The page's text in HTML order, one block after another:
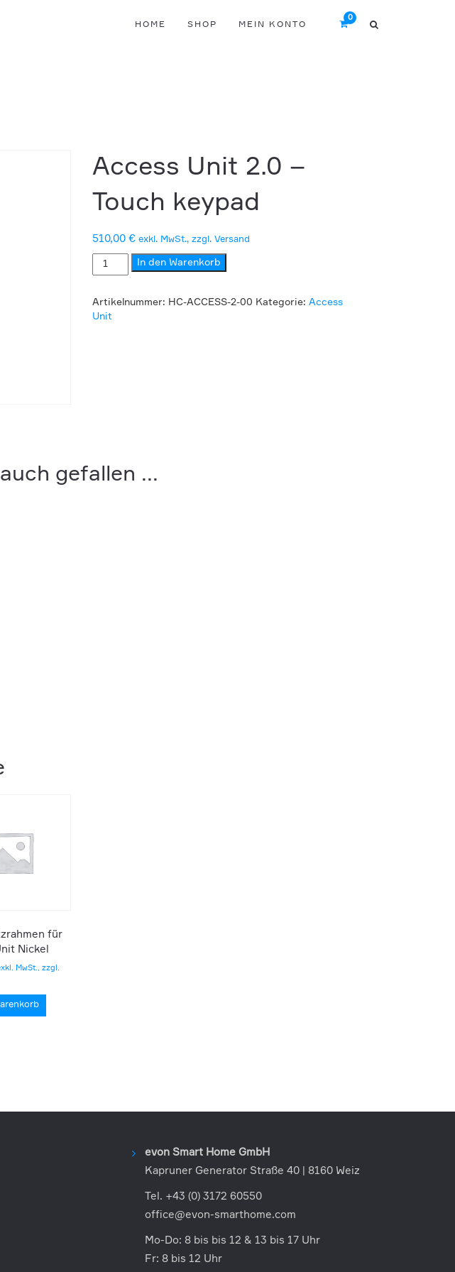
HOME SHOP MEIN KONTO
Access Unit 2.0 –
Touch keypad
510,00€ exkl. MwSt., zzgl. Versand
Access
Unit
-
Touch
In den Warenkorb
Artikelnummer: HC-ACCESS-2-00 Kategorie:Access
Unit
gefallen ...
für
Nickel
MwSt., zzgl.
evon Smart Home GmbH
Kapruner Generator Straße 40 | 8160 Weiz
Tel. +43 (0) 3172 60550
office@evon-smarthome.com
Mo-Do: 8 bis bis 12 & 13 bis 17 Uhr
Fr: 8 bis 12 Uhr